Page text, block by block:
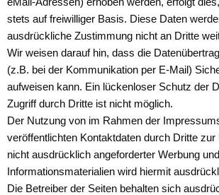
stets auf freiwilliger Basis. Diese Daten
ausdrückliche Zustimmung nicht an Dritte
Wir weisen darauf hin, dass die
(z.B. bei der Kommunikation per E-Mail)
aufweisen kann. Ein lückenloser Schutz der
Zugriff durch Dritte ist nicht möglich.
Der Nutzung von im Rahmen der
veröffentlichten Kontaktdaten durch Dritte
nicht ausdrücklich angeforderter Werbung und
Informationsmaterialien wird hiermit
Die Betreiber der Seiten behalten sich